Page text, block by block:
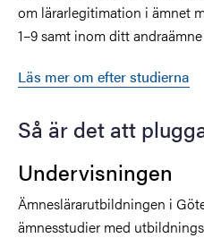
om lärarlegitimation i ämnet
1–9 samt inom ditt
Läs mer om efter studierna
Så är det att
Undervisningen
Ämneslärarutbildningen i
ämnesstudier med